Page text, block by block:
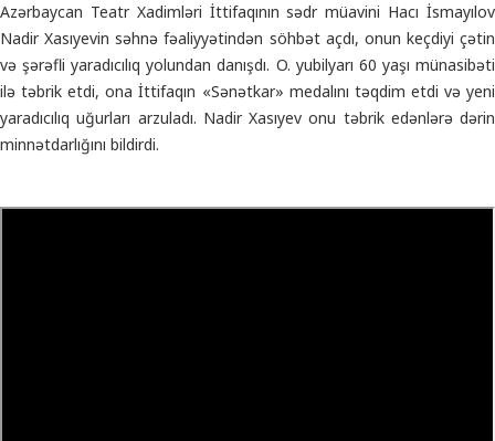
Azərbaycan Teatr Xadimləri İttifaqının sədr müavini Hacı İsmayılov
Nadir Xasıyevin səhnə fəaliyyətindən söhbət açdı, onun keçdiyi çətin
və şərəfli yaradıcılıq yolundan danışdı. O. yubilyarı 60 yaşı münasibəti
ilə təbrik etdi, ona İttifaqın «Sənətkar» medalını təqdim etdi və yeni
yaradıcılıq uğurları arzuladı. Nadir Xasıyev onu təbrik edənlərə dərin
minnətdarlığını bildirdi.